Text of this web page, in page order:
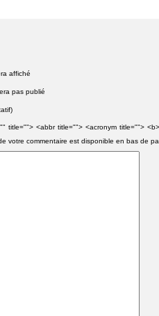
affiché
pas publié
title=""> <abbr title=""> <acronym title="">
votre commentaire est disponible en bas de